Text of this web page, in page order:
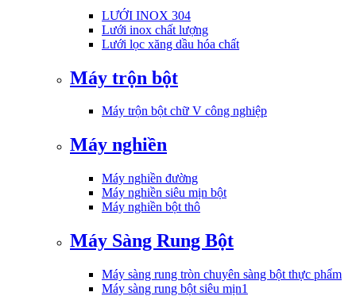
LƯỚI INOX 304
Lưới inox chất lượng
Lưới lọc xăng dầu hóa chất
Máy trộn bột
Máy trộn bột chữ V công nghiệp
Máy nghiền
Máy nghiền đường
Máy nghiền siêu mịn bột
Máy nghiền bột thô
Máy Sàng Rung Bột
Máy sàng rung tròn chuyên sàng bột thực phẩm
Máy sàng rung bột siêu mịn1